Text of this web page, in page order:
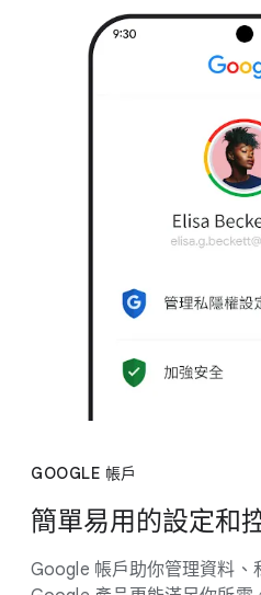
GOOGLE 帳戶
簡單易用​的​設定​和​
Google 帳​戶助你​管理​資料、​